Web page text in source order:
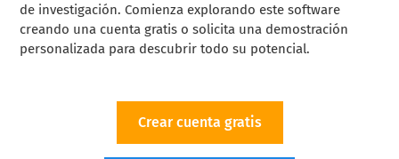
de investigación. Comienza explorando este software
creando una cuenta gratis o solicita una demostración
personalizada para descubrir todo su potencial.
Crear cuenta gratis